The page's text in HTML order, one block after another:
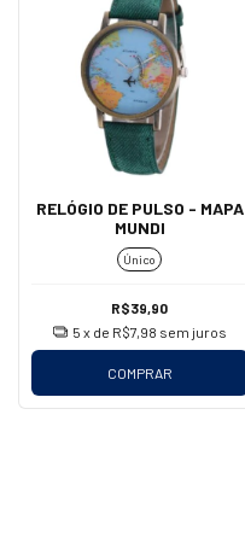
RELÓGIO DE PULSO - MAPA
MUNDI
Único
R$39,90
5 x de R$7,98 sem juros
COMPRAR